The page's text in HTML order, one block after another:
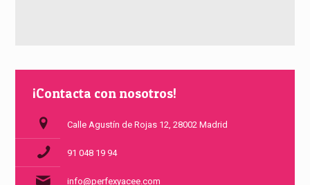
¡Contacta con nosotros!
Calle Agustín de Rojas 12, 28002 Madrid
91 048 19 94
info@perfexyacee.com